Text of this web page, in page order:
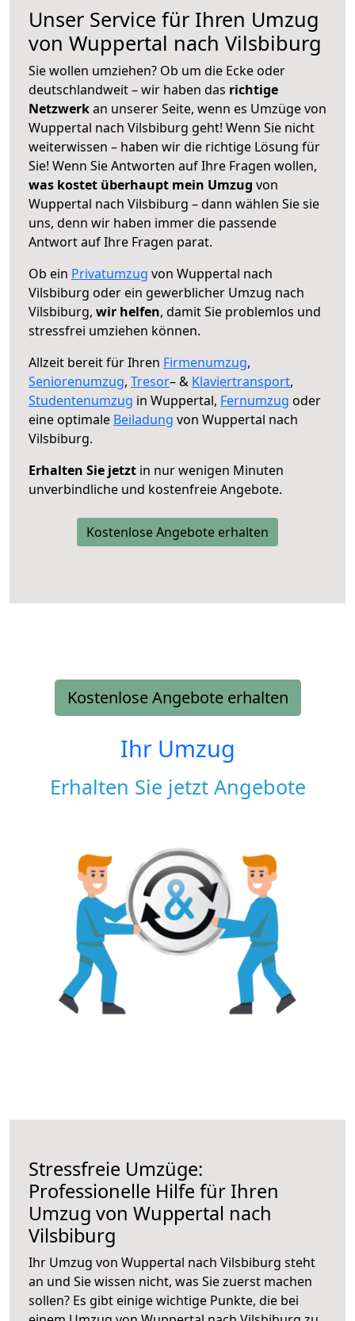
Unser Service für Ihren Umzug
von Wuppertal nach Vilsbiburg
Sie wollen umziehen? Ob um die Ecke oder
deutschlandweit – wir haben das richtige
Netzwerkan unserer Seite, wenn es Umzüge von
Wuppertal nach Vilsbiburg geht! Wenn Sie nicht
weiterwissen – haben wir die richtige Lösung für
Sie! Wenn Sie Antworten auf Ihre Fragen wollen,
was kostet überhaupt mein Umzug von
Wuppertal nach Vilsbiburg – dann wählen Sie sie
uns, denn wir haben immer die passende
Antwort auf Ihre Fragen parat.
Ob ein Privatumzug von Wuppertal nach
Vilsbiburg oder ein gewerblicher Umzug nach
Vilsbiburg, wir helfen, damit Sie problemlos und
stressfrei umziehen können.
Allzeit bereit für Ihren Firmenumzug,
Seniorenumzug, Tresor– & Klaviertransport,
Studentenumzug in Wuppertal, Fernumzug oder
eine optimale Beiladung von Wuppertal nach
Vilsbiburg.
Erhalten Sie jetzt in nur wenigen Minuten
unverbindliche und kostenfreie Angebote.
Kostenlose Angebote erhalten
Kostenlose Angebote erhalten
Ihr Umzug
Erhalten Sie jetzt Angebote
Stressfreie Umzüge:
Professionelle Hilfe für Ihren
Umzug von Wuppertal nach
Vilsbiburg
Ihr Umzug von Wuppertal nach Vilsbiburg steht
an und Sie wissen nicht, was Sie zuerst machen
sollen? Es gibt einige wichtige Punkte, die bei